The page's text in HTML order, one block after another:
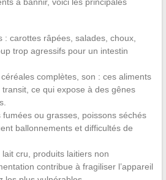
: carottes râpées, salades, choux,
trop agressifs pour un intestin
complètes, son : ces aliments
ce qui expose à des gênes
ou grasses, poissons séchés
ballonnements et difficultés de
cru, produits laitiers non
contribue à fragiliser l’appareil